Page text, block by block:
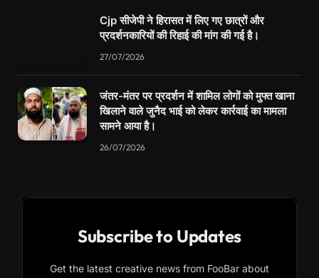
Cjp सीजेपी ने हिरासत में लिए गए छात्रों और
प्रदर्शनकारियों की रिहाई की मांग की गई है।
27/07/2026
जंतर-मंतर पर प्रदर्शन में शामिल लोगों को मुफ्त खाना
खिलाने वाले जुनैद भाई को लेकर कार्रवाई का मामला
सामने आया है।
26/07/2026
Subscribe to Updates
Get the latest creative news from FooBar about